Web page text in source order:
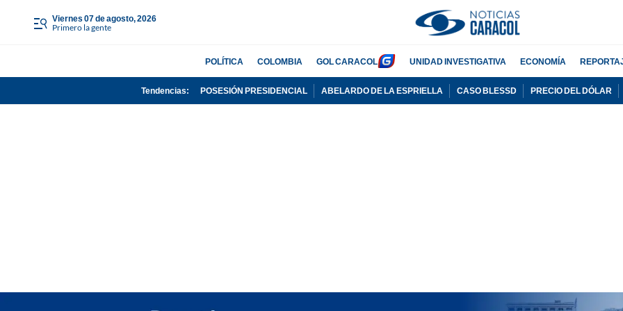
viernes 07 de agosto, 2026
Primero la gente
POLÍTICA COLOMBIA GOL CARACOL UNIDAD INVESTIGATIVA ECONOMÍA
Tendencias: POSESIÓN PRESIDENCIAL ABELARDO DE LA ESPRIELLA CASO BLESSD PRECIO DEL DÓLAR